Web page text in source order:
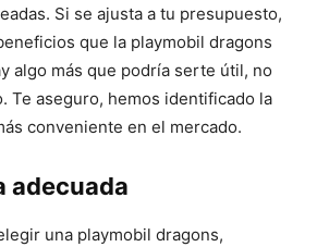
Si se ajusta a tu presupuesto,
que la playmobil dragons
algo más que podría serte útil, no
Te aseguro, hemos identificado la
conveniente en el mercado.
adecuada
una playmobil dragons,